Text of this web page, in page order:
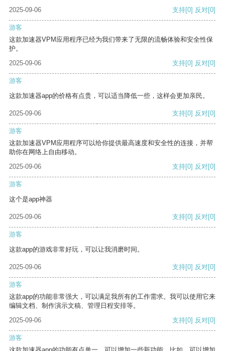
2025-09-06
支持[0] 反对[0]
游客
这款加速器VPM应用程序已经为我们带来了无限的流畅体验和安全性保
护。
2025-09-06
支持[0] 反对[0]
游客
这款加速器app的价格有点贵，可以适当降低一些，这样会更加亲民。
2025-09-06 支持[0] 反对[0]
游客
这款加速器VPM应用程序可以给你提供最高速度和安全性的连接，并帮
助你在网络上自由移动。
2025-09-06
支持[0] 反对[0]
游客
这个是app神器
2025-09-06 支持[0] 反对[0]
游客
这款app的游戏非常好玩，可以让我消磨时间。
2025-09-06 支持[0] 反对[0]
游客
这款app的功能非常强大，可以满足我所有的工作需求。我可以使用它来
编辑文档、制作演示文稿、管理日程安排等。
2025-09-06
支持[0] 反对[0]
游客